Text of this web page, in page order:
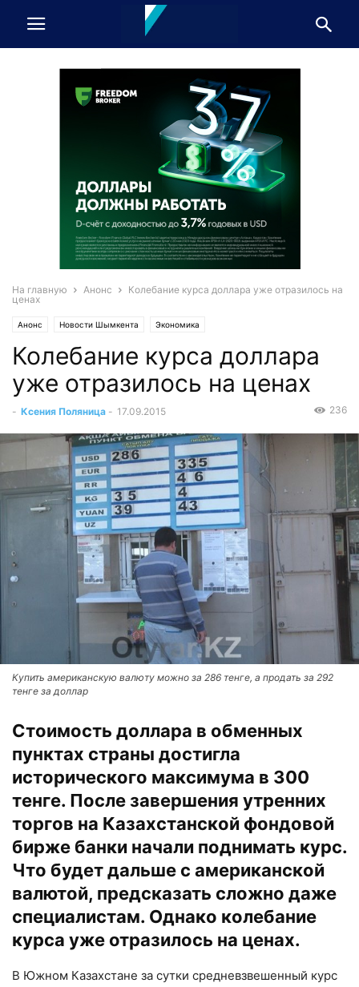
На главную Анонс
Колебание курса доллара уже отразилось на
ценах
Анонс Новости Шымкента Экономика
Колебание курса доллара
уже отразилось на ценах
- Ксения Поляница - 17.09.2015 236
Купить американскую валюту можно за 286 тенге, а продать за 292
тенге за доллар
Стоимость доллара в обменных
пунктах страны достигла
исторического максимума в 300
тенге. После завершения утренних
торгов на Казахстанской фондовой
бирже банки начали поднимать курс.
Что будет дальше с американской
валютой, предсказать сложно даже
специалистам. Однако колебание
курса уже отразилось на ценах.
В Южном Казахстане за сутки средневзвешенный курс